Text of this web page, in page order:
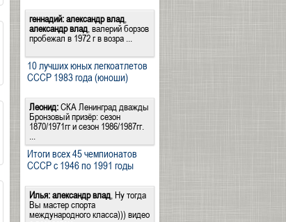
геннадий:александр влад
александр влад , валерий борзов
пробежал в 1972 г в возра ...
10 лучших юных легкоатлетов
СССР 1983 года (юноши)
Леонид:СКА Ленинград дважды
Бронзовый призёр: сезон
1870/1971гг и сезон 1986/1987гг.
Итоги всех 45 чемпионатов
СССР с 1946 по 1991 годы
Илья:александр влад , Ну тогда
Вы мастер спорта
международного класса))) видео